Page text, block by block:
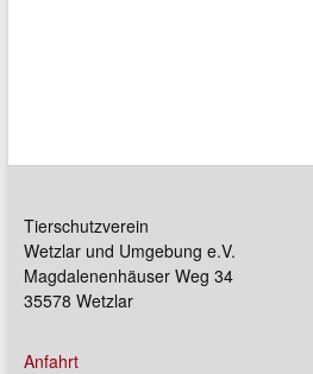
Tierschutzverein
Wetzlar und Umgebung e.V.
Magdalenenhäuser Weg 34
35578 Wetzlar
Anfahrt